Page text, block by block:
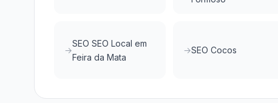
SEO SEO Local em
Feira da Mata
SEO Cocos